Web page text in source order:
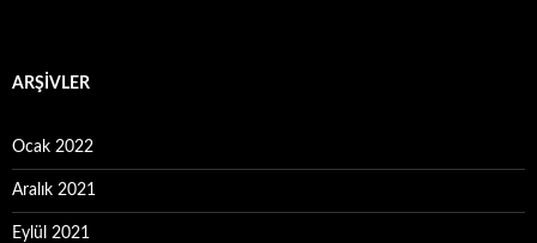
ARŞIVLER
Ocak 2022
Aralık 2021
Eylül 2021